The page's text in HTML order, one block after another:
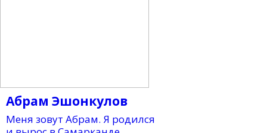
Абрам Эшонкулов
Меня зовут Абрам. Я родился